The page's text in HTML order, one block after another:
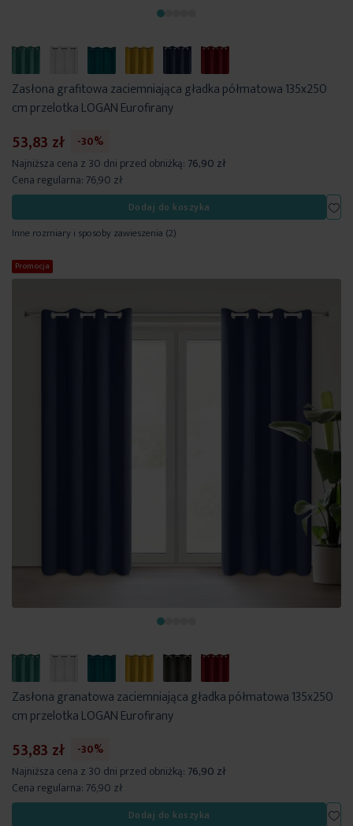
Zasłona grafitowa zaciemniająca gładka półmatowa 135x250
cm przelotka LOGAN Eurofirany
53,83 zł
-30%
Najniższa cena z 30 dni przed obniżką: 76,90 zł
Cena regularna: 76,90 zł
Dodaj do koszyka
Inne rozmiary i sposoby zawieszenia (2)
Promocja
Zasłona granatowa zaciemniająca gładka półmatowa 135x250
cm przelotka LOGAN Eurofirany
53,83 zł
-30%
Najniższa cena z 30 dni przed obniżką: 76,90 zł
Cena regularna: 76,90 zł
Dodaj do koszyka